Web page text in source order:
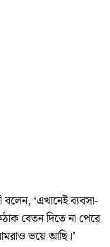
বলেন, ‘এখানেই ব্যবসা-
বেতন দিতে না পেরে
ভয়ে আছি।’